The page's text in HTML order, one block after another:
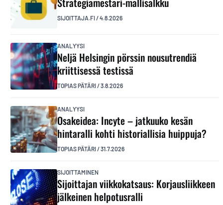
SIJOITTAJA.FI/4.8.2026
ANALYYSI
Neljä Helsingin pörssin nousutrendiä
kriittisessä testissä
TOPIAS PÄTÄRI/3.8.2026
ANALYYSI
Osakeidea: Incyte – jatkuuko kesän
hintaralli kohti historiallisia huippuja?
TOPIAS PÄTÄRI/31.7.2026
SIJOITTAMINEN
Sijoittajan viikkokatsaus: Korjausliikkeen
jälkeinen helpotusralli